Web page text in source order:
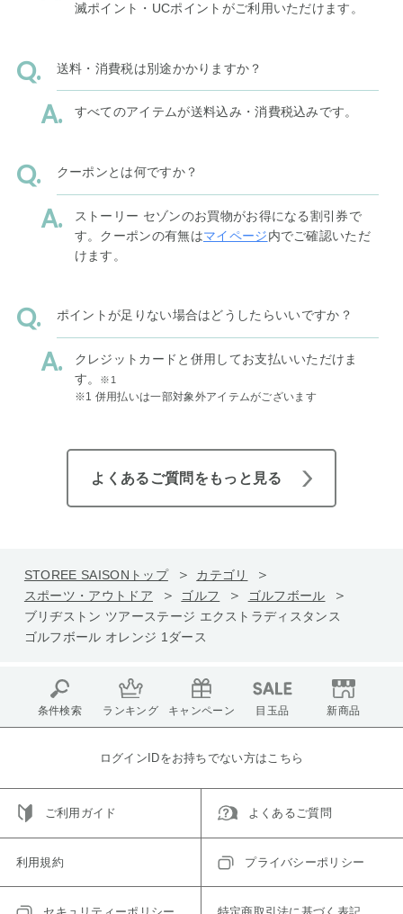
滅ポイント・UCポイントがご利用いただけます。
送料・消費税は別途かかりますか？
すべてのアイテムが送料込み・消費税込みです。
クーポンとは何ですか？
ストーリー セゾンのお買物がお得になる割引券で
す。クーポンの有無はマイページ内でご確認いただ
けます。
ポイントが足りない場合はどうしたらいいですか？
クレジットカードと併用してお支払いいただけま
す。
※1
※1 併用払いは一部対象外アイテムがございます
よくあるご質問をもっと見る
STOREE SAISONトップ
カテゴリ
スポーツ・アウトドア
ゴルフ
ゴルフボール
ブリヂストン ツアーステージ エクストラディスタンス
ゴルフボール オレンジ 1ダース
条件検索 ランキング キャンペーン 目玉品 新商品
ログインIDをお持ちでない方はこちら
ご利用ガイド よくあるご質問
利用規約 プライバシーポリシー